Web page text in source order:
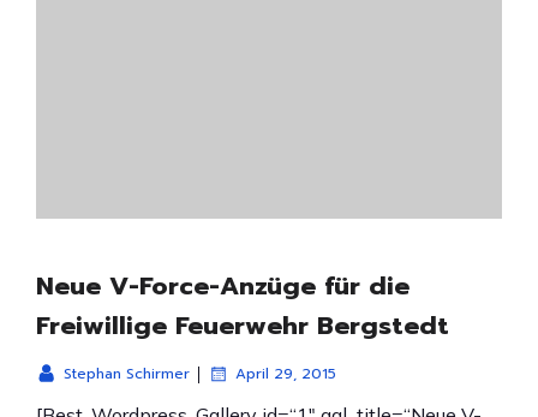
Neue V-Force-Anzüge für die
Freiwillige Feuerwehr Bergstedt
Stephan Schirmer | April 29, 2015